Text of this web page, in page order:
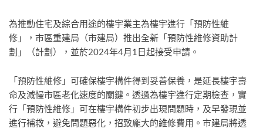
為推動住宅及綜合用途的樓宇業主為樓宇進行「預防性維
修」，市區重建局（市建局）推出全新「預防性維修資助計
劃」（計劃），並於2024年4月1日起接受申請。
「預防性維修」可確保樓宇構件得到妥善保養，是延長樓宇壽
命及減慢市區老化速度的關鍵。透過為樓宇進行定期檢查，實
行「預防性維修」可在樓宇構件初步出現問題時，及早發現並
進行補救，避免問題惡化，招致龐大的維修費用。市建局將透